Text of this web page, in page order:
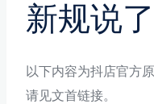
新规说
以下内容为抖店官方
请见文首链接。